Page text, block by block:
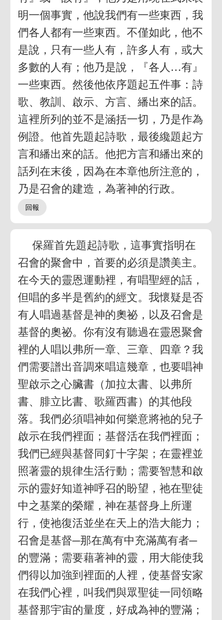
明一個事實，他說我們有一些東西，我
們各人都有一些東西。不僅如此，他不
是說，只有一些人有，許多人有，或大
多數的人有；他乃是說，『各人…有』
一些東西。然後他依序題起五件事：詩
歌、教訓、啟示、方言、繙出來的話。
這裡所列的並不是涵括一切，乃是作為
例證。他首先題起詩歌，最後纔題起方
言和繙出來的話。他把方言和繙出來的
話列在末後，因為在本章他所注意的，
乃是召會的建造，為著神的行政。
保羅首先題起詩歌，這事實指明在
召會的聚會中，首要的必須是讚美主。
在今天的靈恩運動裡，有唱聖經的話，
但唱的多半是舊約的經文。我懷疑是否
有人唱過基督是神的奧祕，以及召會是
基督的奧祕。你有沒有聽過在靈恩聚會
裡的人唱以弗所一章、三章、四章？我
們需要譜出音調來唱這幾章，也要唱神
聖啟示之心臟書（加拉太書、以弗所
書、腓立比書、歌羅西書）的其他段
落。我們必須唱神如何樂意將祂的兒子
啟示在我們裡面；基督活在我們裡面；
我們已經與基督同釘十字架；在靈裡並
照著靈的規律生活行動；需要智慧和啟
示的靈好知道神呼召的盼望，祂在聖徒
中之基業的榮耀，神在基督身上所運
行，使祂復活並坐在天上的浩大能力；
召會是基督─那在萬有中充滿萬有者─
的豐滿；需要藉著神的靈，用大能使我
們得以加強到裡面的人裡，使基督安家
在我們心裡，叫我們與眾聖徒一同領略
基督那宇宙的量度，好成為神的豐滿；